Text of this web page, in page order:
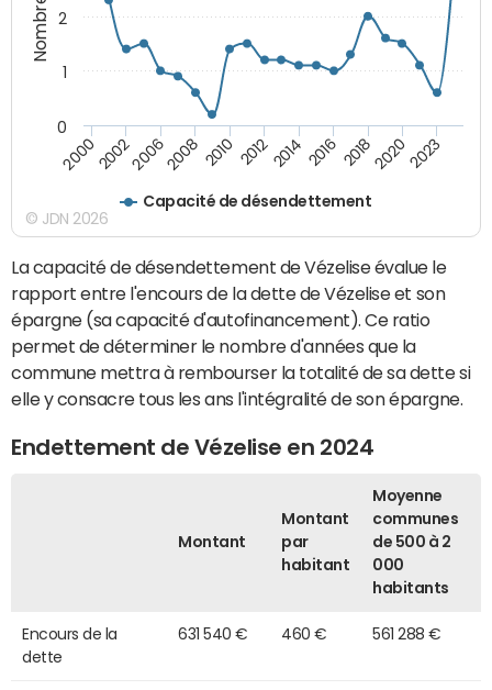
Capacité de désendettement
2000200220062008 2010 20122014 2016 201820202023
0
1
2
© JDN 2026
La capacité de désendettement de Vézelise évalue le
rapport entre l'encours de la dette de Vézelise et son
épargne (sa capacité d'autofinancement). Ce ratio
permet de déterminer le nombre d'années que la
commune mettra à rembourser la totalité de sa dette si
elle y consacre tous les ans l'intégralité de son épargne.
Endettement de Vézelise en 2024
Montant
Montant
par
habitant
Moyenne
communes
de 500 à 2
000
habitants
Encours de la
dette
631 540 € 460 € 561 288 €